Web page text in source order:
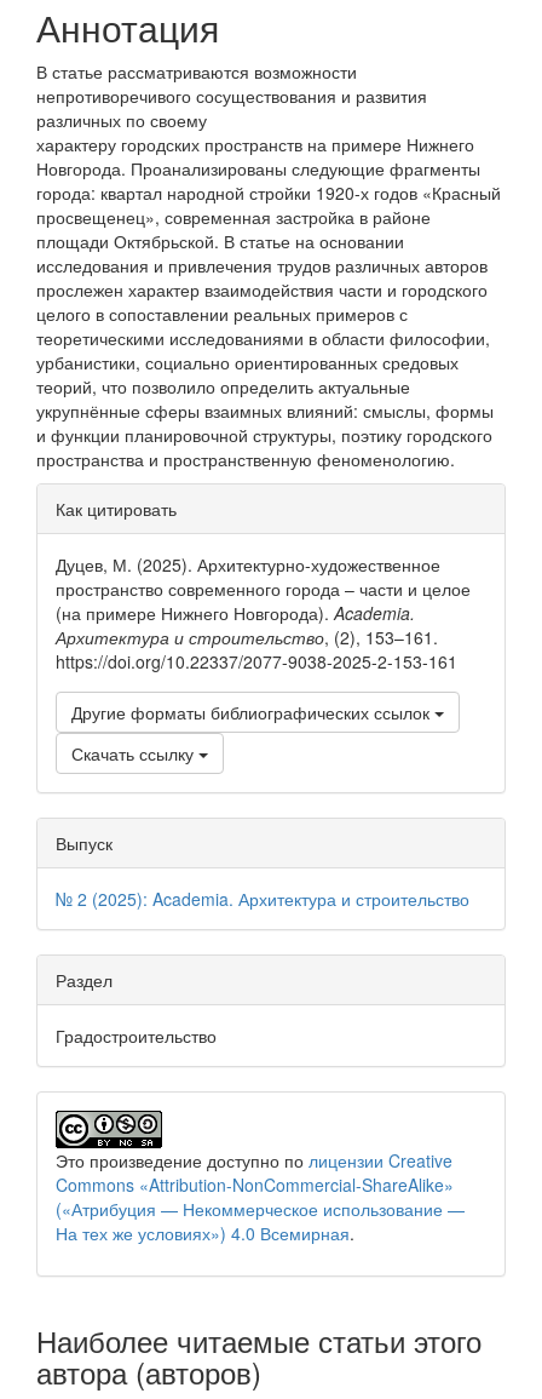
Аннотация
В статье рассматриваются возможности
непротиворечивого сосуществования и развития
различных по своему
характеру городских пространств на примере Нижнего
Новгорода. Проанализированы следующие фрагменты
города: квартал народной стройки 1920-х годов «Красный
просвещенец», современная застройка в районе
площади Октябрьской. В статье на основании
исследования и привлечения трудов различных авторов
прослежен характер взаимодействия части и городского
целого в сопоставлении реальных примеров с
теоретическими исследованиями в области философии,
урбанистики, социально ориентированных средовых
теорий, что позволило определить актуальные
укрупнённые сферы взаимных влияний: смыслы, формы
и функции планировочной структуры, поэтику городского
пространства и пространственную феноменологию.
Информация
о статье
Как цитировать
Дуцев, М. (2025). Архитектурно-художественное
пространство современного города – части и целое
(на примере Нижнего Новгорода).Academia.
Архитектура и строительство, (2), 153–161.
https://doi.org/10.22337/2077-9038-2025-2-153-161
Другие форматы библиографических ссылок
Скачать ссылку
Выпуск
№ 2 (2025): Academia. Архитектура и строительство
Раздел
Градостроительство
Это произведение доступно по лицензии Creative
Commons «Attribution-NonCommercial-ShareAlike»
(«Атрибуция — Некоммерческое использование —
На тех же условиях») 4.0 Всемирная.
Наиболее читаемые статьи этого
автора (авторов)